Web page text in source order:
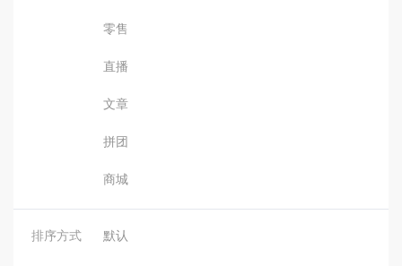
零售
直播
文章
拼团
商城
排序方式 默认